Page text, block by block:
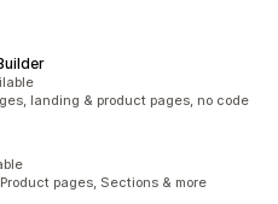
landing & product pages, no code
pages, Sections & more